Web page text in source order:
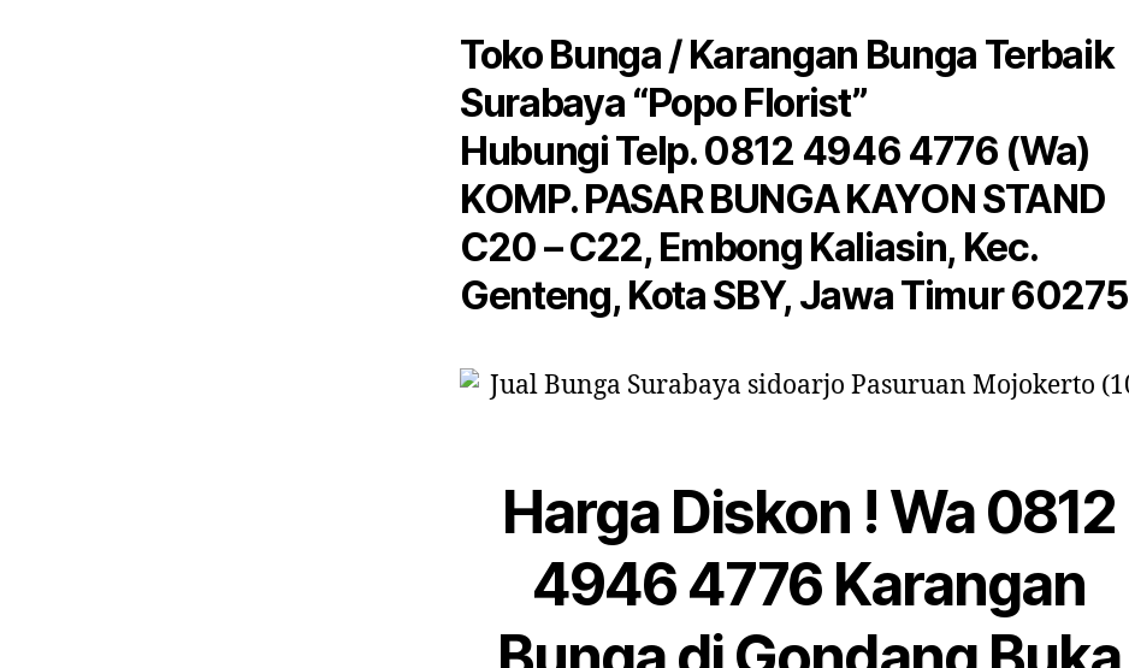
Toko Bunga / Karangan Bunga Terbaik
Surabaya “Popo Florist”
Hubungi Telp. 0812 4946 4776 (Wa)
KOMP. PASAR BUNGA KAYON STAND
C20 – C22, Embong Kaliasin, Kec.
Genteng, Kota SBY, Jawa Timur 60275
Harga Diskon ! Wa 0812
4946 4776 Karangan